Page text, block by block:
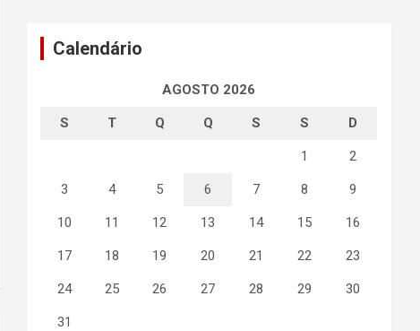
Calendário
AGOSTO 2026
S T Q Q S S D
1 2
3 4 5 6 7 8 9
10 11 12 13 14 15 16
17 18 19 20 21 22 23
24 25 26 27 28 29 30
31